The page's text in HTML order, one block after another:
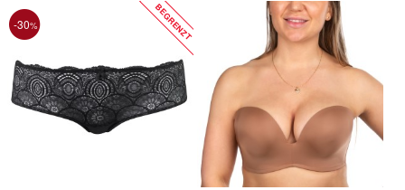
-30% BEGRENZT